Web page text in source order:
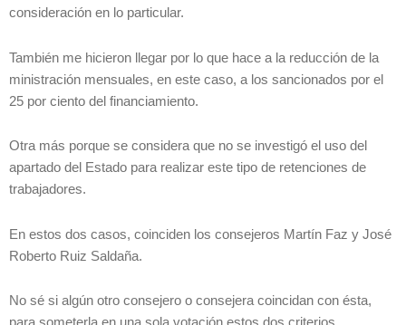
consideración en lo particular.
También me hicieron llegar por lo que hace a la reducción de la
ministración mensuales, en este caso, a los sancionados por el
25 por ciento del financiamiento.
Otra más porque se considera que no se investigó el uso del
apartado del Estado para realizar este tipo de retenciones de
trabajadores.
En estos dos casos, coinciden los consejeros Martín Faz y José
Roberto Ruiz Saldaña.
No sé si algún otro consejero o consejera coincidan con ésta,